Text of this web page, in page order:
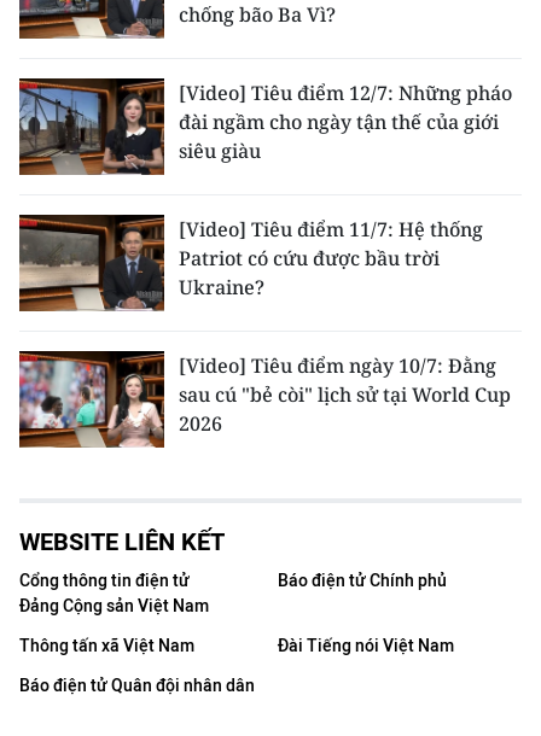
chống bão Ba Vì?
[Video] Tiêu điểm 12/7: Những pháo
đài ngầm cho ngày tận thế của giới
siêu giàu
[Video] Tiêu điểm 11/7: Hệ thống
Patriot có cứu được bầu trời
Ukraine?
[Video] Tiêu điểm ngày 10/7: Đằng
sau cú "bẻ còi" lịch sử tại World Cup
2026
WEBSITE LIÊN KẾT
Cổng thông tin điện tử
Đảng Cộng sản Việt Nam
Báo điện tử Chính phủ
Thông tấn xã Việt Nam
Đài Tiếng nói Việt Nam
Báo điện tử Quân đội nhân dân